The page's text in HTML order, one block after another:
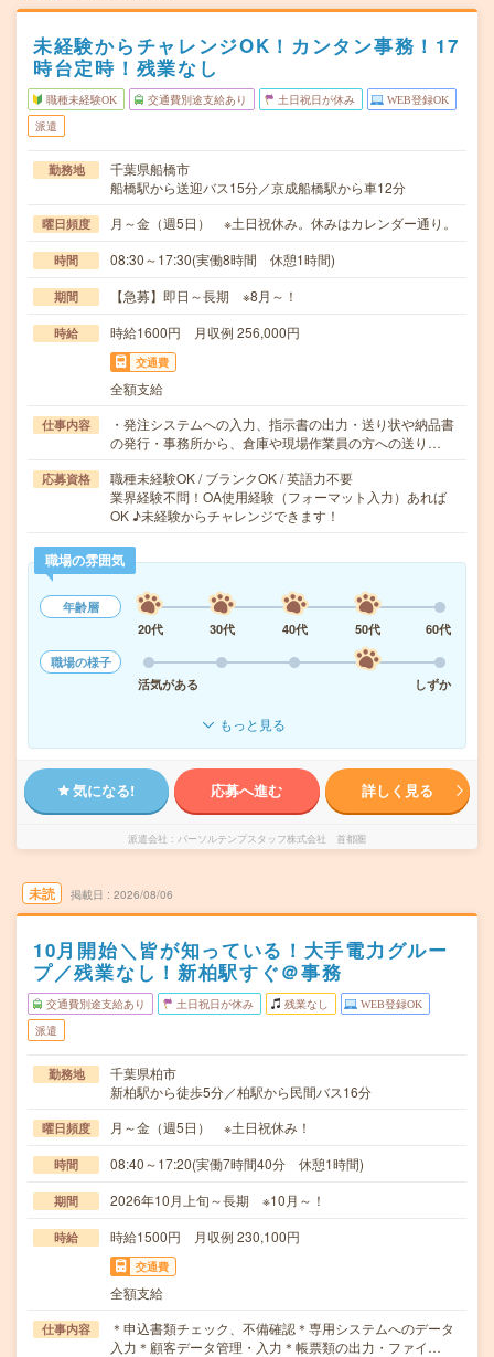
未経験からチャレンジOK！カンタン事務！17
時台定時！残業なし
職種未経験OK 交通費別途支給あり 土日祝日が休み WEB登録OK
派遣
勤務地
千葉県船橋市
船橋駅から送迎バス15分／京成船橋駅から車12分
曜日頻度 月～金（週5日） ※土日祝休み。休みはカレンダー通り。
時間 08:30～17:30(実働8時間 休憩1時間)
期間 【急募】即日～長期 ※8月～！
時給 時給1600円 月収例 256,000円
交通費
全額支給
仕事内容
・発注システムへの入力、指示書の出力・送り状や納品書
の発行・事務所から、倉庫や現場作業員の方への送り…
応募資格
職種未経験OK / ブランクOK / 英語力不要
業界経験不問！OA使用経験（フォーマット入力）あれば
OK ♪未経験からチャレンジできます！
職場の雰囲気
年齢層
20代
30代 40代 50代
60代
職場の様子
活気がある
しずか
もっと見る
気になる! 応募へ進む 詳しく見る
派遣会社 パーソルテンプスタッフ株式会社 首都圏
未読 掲載日 2026/08/06
10月開始＼皆が知っている！大手電力グルー
プ／残業なし！新柏駅すぐ＠事務
交通費別途支給あり 土日祝日が休み 残業なし WEB登録OK
派遣
勤務地
千葉県柏市
新柏駅から徒歩5分／柏駅から民間バス16分
曜日頻度 月～金（週5日） ※土日祝休み！
時間 08:40～17:20(実働7時間40分 休憩1時間)
期間 2026年10月上旬～長期 ※10月～！
時給 時給1500円 月収例 230,100円
交通費
全額支給
仕事内容
＊申込書類チェック、不備確認＊専用システムへのデータ
入力＊顧客データ管理・入力＊帳票類の出力・ファイ…